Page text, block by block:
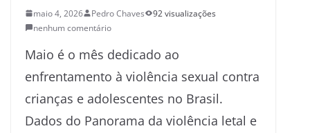
maio 4, 2026 Pedro Chaves
92 visualizações
nenhum comentário
Maio é o mês dedicado ao
enfrentamento à violência sexual contra
crianças e adolescentes no Brasil.
Dados do Panorama da violência letal e